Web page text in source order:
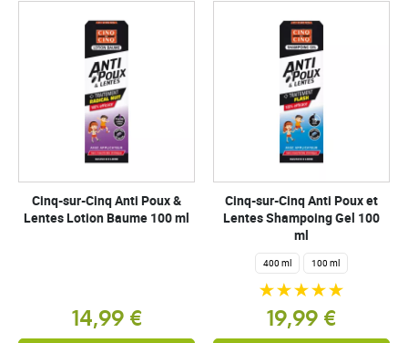
Cinq-sur-Cinq Anti Poux &
Lentes Lotion Baume 100 ml
14,99 €
Cinq-sur-Cinq Anti Poux et
Lentes Shampoing Gel 100
ml
400 ml 100 ml
19,99 €